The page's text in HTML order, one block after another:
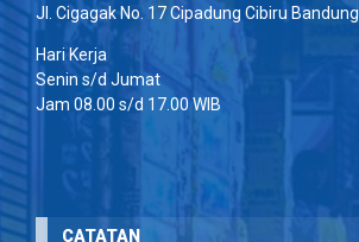
Jl. Cigagak No. 17 Cipadung Cibiru Bandung
Hari Kerja
Senin s/d Jumat
Jam 08.00 s/d 17.00 WIB
CATATAN